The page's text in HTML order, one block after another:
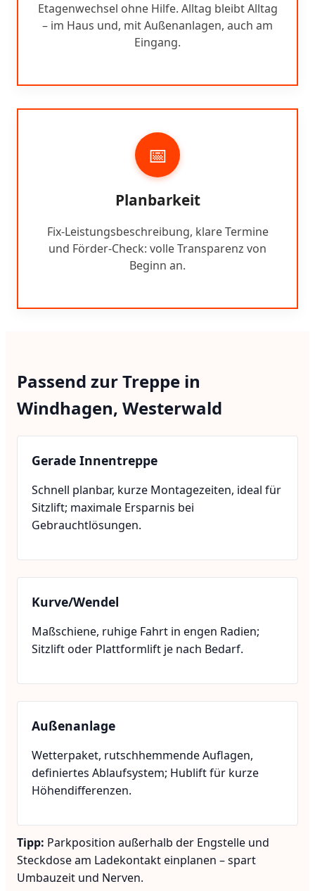
Etagenwechsel ohne Hilfe. Alltag bleibt Alltag
– im Haus und, mit Außenanlagen, auch am
Eingang.
📅
Planbarkeit
Fix-Leistungsbeschreibung, klare Termine
und Förder-Check: volle Transparenz von
Beginn an.
Passend zur Treppe in
Windhagen, Westerwald
Gerade Innentreppe
Schnell planbar, kurze Montagezeiten, ideal für
Sitzlift; maximale Ersparnis bei
Gebrauchtlösungen.
Kurve/Wendel
Maßschiene, ruhige Fahrt in engen Radien;
Sitzlift oder Plattformlift je nach Bedarf.
Außenanlage
Wetterpaket, rutschhemmende Auflagen,
definiertes Ablaufsystem; Hublift für kurze
Höhendifferenzen.
Tipp: Parkposition außerhalb der Engstelle und
Steckdose am Ladekontakt einplanen – spart
Umbauzeit und Nerven.